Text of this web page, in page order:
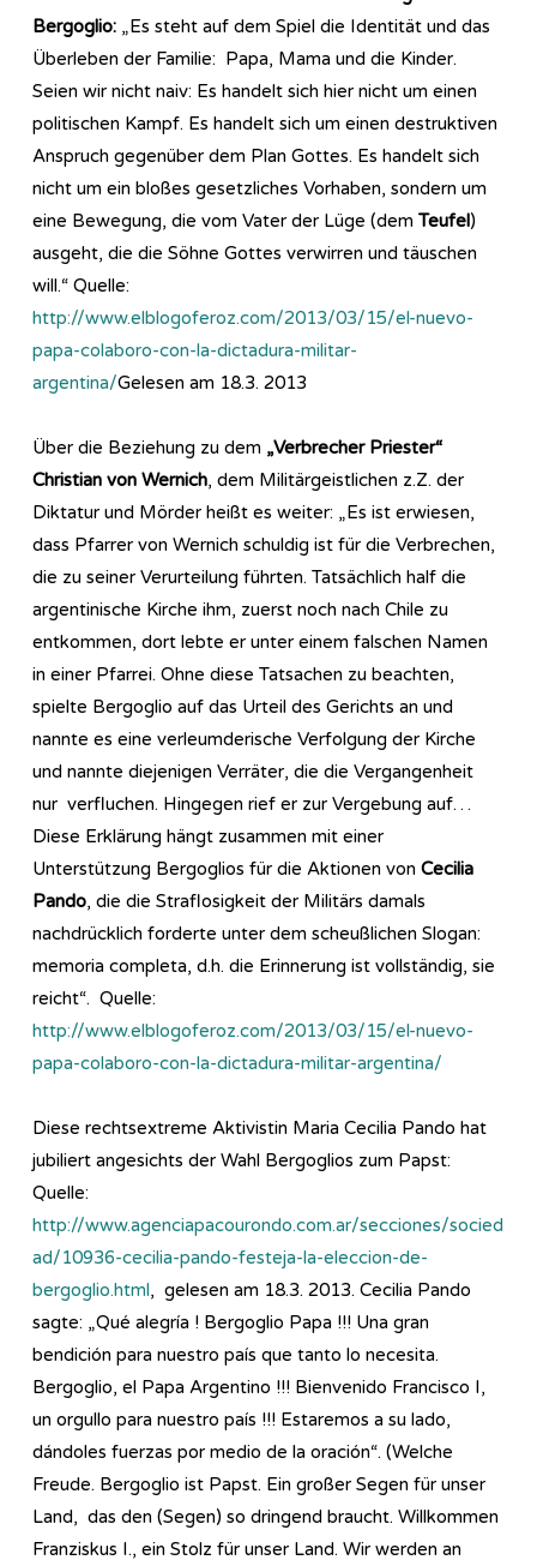
Bergoglio: „Es steht auf dem Spiel die Identität und das
Überleben der Familie: Papa, Mama und die Kinder.
Seien wir nicht naiv: Es handelt sich hier nicht um einen
politischen Kampf. Es handelt sich um einen destruktiven
Anspruch gegenüber dem Plan Gottes. Es handelt sich
nicht um ein bloßes gesetzliches Vorhaben, sondern um
eine Bewegung, die vom Vater der Lüge (dem Teufel)
ausgeht, die die Söhne Gottes verwirren und täuschen
will.“ Quelle:
http://www.elblogoferoz.com/2013/03/15/el-nuevo-
papa-colaboro-con-la-dictadura-militar-
argentina/Gelesen am 18.3. 2013
Über die Beziehung zu dem „Verbrecher Priester“
Christian von Wernich, dem Militärgeistlichen z.Z. der
Diktatur und Mörder heißt es weiter: „Es ist erwiesen,
dass Pfarrer von Wernich schuldig ist für die Verbrechen,
die zu seiner Verurteilung führten. Tatsächlich half die
argentinische Kirche ihm, zuerst noch nach Chile zu
entkommen, dort lebte er unter einem falschen Namen
in einer Pfarrei. Ohne diese Tatsachen zu beachten,
spielte Bergoglio auf das Urteil des Gerichts an und
nannte es eine verleumderische Verfolgung der Kirche
und nannte diejenigen Verräter, die die Vergangenheit
nur verfluchen. Hingegen rief er zur Vergebung auf…
Diese Erklärung hängt zusammen mit einer
Unterstützung Bergoglios für die Aktionen von Cecilia
Pando, die die Straflosigkeit der Militärs damals
nachdrücklich forderte unter dem scheußlichen Slogan:
memoria completa, d.h. die Erinnerung ist vollständig, sie
reicht“. Quelle:
http://www.elblogoferoz.com/2013/03/15/el-nuevo-
papa-colaboro-con-la-dictadura-militar-argentina/
Diese rechtsextreme Aktivistin Maria Cecilia Pando hat
jubiliert angesichts der Wahl Bergoglios zum Papst:
Quelle:
http://www.agenciapacourondo.com.ar/secciones/socied
ad/10936-cecilia-pando-festeja-la-eleccion-de-
bergoglio.html, gelesen am 18.3. 2013. Cecilia Pando
sagte: „Qué alegría ! Bergoglio Papa !!! Una gran
bendición para nuestro país que tanto lo necesita.
Bergoglio, el Papa Argentino !!! Bienvenido Francisco I,
un orgullo para nuestro país !!! Estaremos a su lado,
dándoles fuerzas por medio de la oración“. (Welche
Freude. Bergoglio ist Papst. Ein großer Segen für unser
Land, das den (Segen) so dringend braucht. Willkommen
Franziskus I., ein Stolz für unser Land. Wir werden an